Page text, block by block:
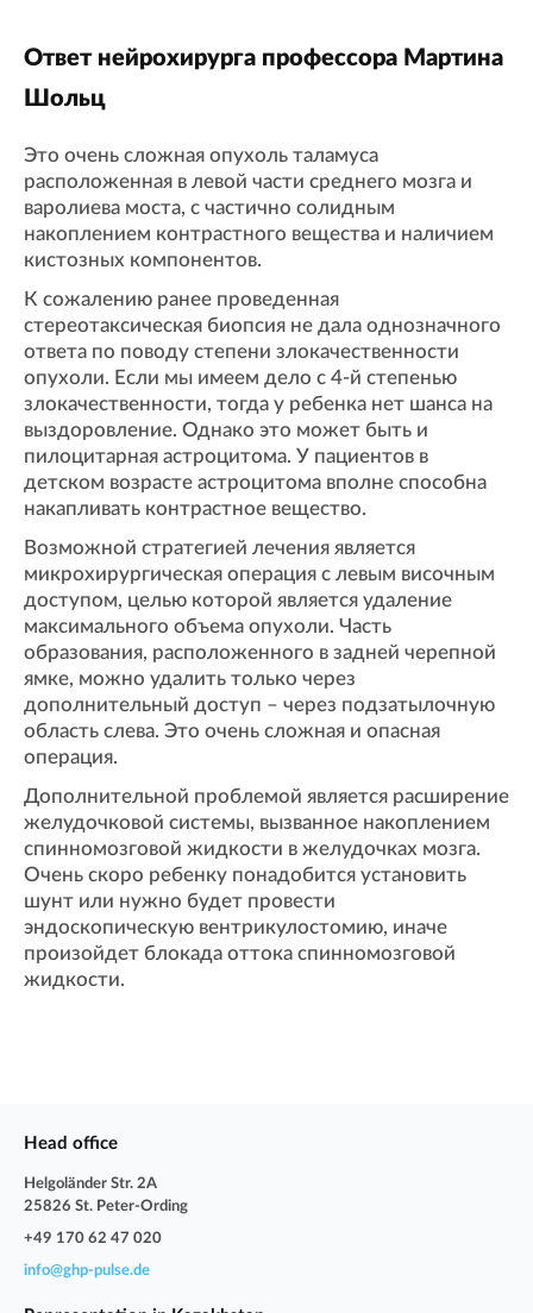
Ответ нейрохирурга профессора Мартина
Шольц
Это очень сложная опухоль таламуса
расположенная в левой части среднего мозга и
варолиева моста, с частично солидным
накоплением контрастного вещества и наличием
кистозных компонентов.
К сожалению ранее проведенная
стереотаксическая биопсия не дала однозначного
ответа по поводу степени злокачественности
опухоли. Если мы имеем дело с 4-й степенью
злокачественности, тогда у ребенка нет шанса на
выздоровление. Однако это может быть и
пилоцитарная астроцитома. У пациентов в
детском возрасте астроцитома вполне способна
накапливать контрастное вещество.
Возможной стратегией лечения является
микрохирургическая операция с левым височным
доступом, целью которой является удаление
максимального объема опухоли. Часть
образования, расположенного в задней черепной
ямке, можно удалить только через
дополнительный доступ – через подзатылочную
область слева. Это очень сложная и опасная
операция.
Дополнительной проблемой является расширение
желудочковой системы, вызванное накоплением
спинномозговой жидкости в желудочках мозга.
Очень скоро ребенку понадобится установить
шунт или нужно будет провести
эндоскопическую вентрикулостомию, иначе
произойдет блокада оттока спинномозговой
жидкости.
Head office
Helgoländer Str. 2A
25826 St. Peter-Ording
+49 170 62 47 020
info@ghp-pulse.de